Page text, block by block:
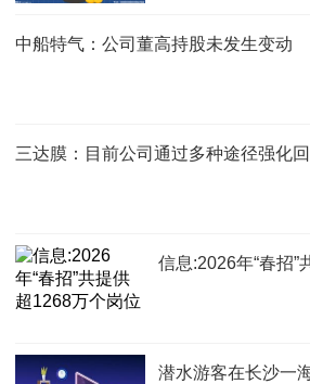
中船特气：公司董高持股未发生变动
三达膜：目前公司通过多种途径强化
信息:2026年“春招”
潜水游客在长沙一